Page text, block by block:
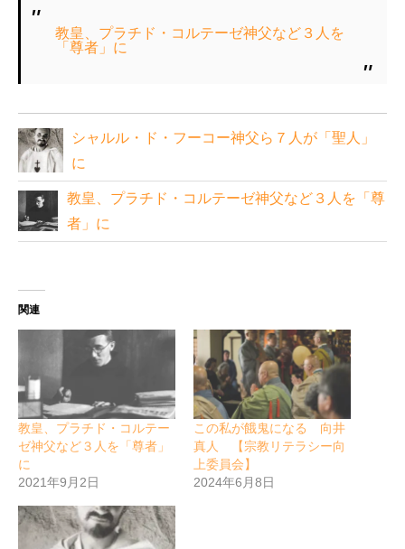
教皇、プラチド・コルテーゼ神父など３人を
「尊者」に
シャルル・ド・フーコー神父ら７人が「聖人」
に
教皇、プラチド・コルテーゼ神父など３人を「尊
者」に
関連
教皇、プラチド・コルテー
ゼ神父など３人を「尊者」
に
2021年9月2日
この私が餓鬼になる 向井
真人 【宗教リテラシー向
上委員会】
2024年6月8日